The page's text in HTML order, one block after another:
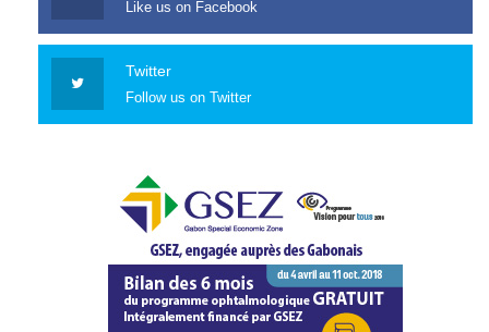
Like us on Facebook
Twitter
Follow us on Twitter